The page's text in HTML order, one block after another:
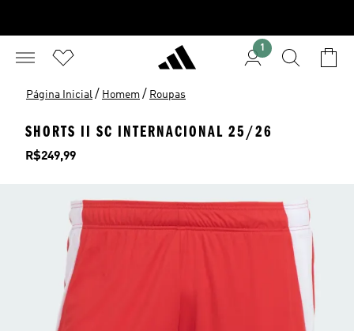
1
Página Inicial / Homem / Roupas
SHORTS II SC INTERNACIONAL 25/26
Preço
R$249,99